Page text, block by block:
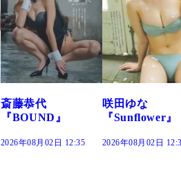
咲田ゆな
『Sunflower』
2026年08月02日 12:30
藤水咲桜『花
だまり』
2026年08月02日